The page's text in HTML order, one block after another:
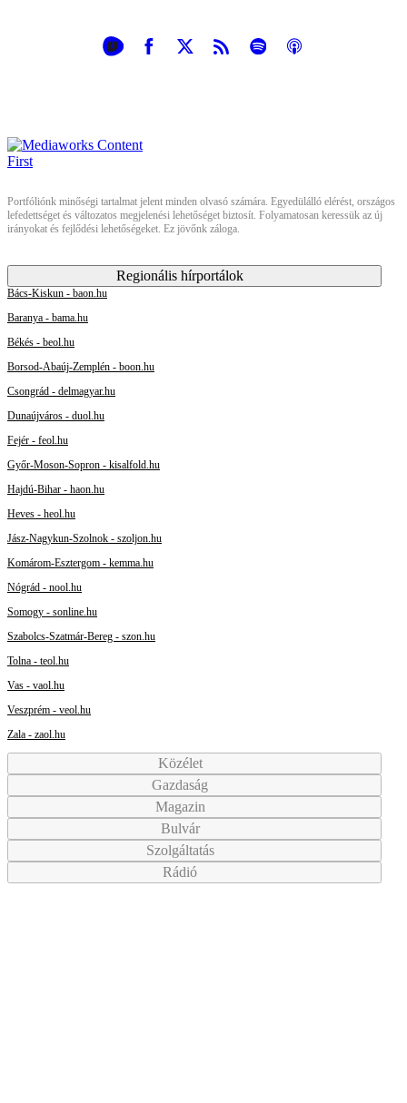
Portfóliónk minőségi tartalmat jelent minden olvasó számára. Egyedülálló elérést, országos
lefedettséget és változatos megjelenési lehetőséget biztosít. Folyamatosan keressük az új
irányokat és fejlődési lehetőségeket. Ez jövőnk záloga.
Regionális hírportálok
Bács-Kiskun - baon.hu
Baranya - bama.hu
Békés - beol.hu
Borsod-Abaúj-Zemplén - boon.hu
Csongrád - delmagyar.hu
Dunaújváros - duol.hu
Fejér - feol.hu
Győr-Moson-Sopron - kisalfold.hu
Hajdú-Bihar - haon.hu
Heves - heol.hu
Jász-Nagykun-Szolnok - szoljon.hu
Komárom-Esztergom - kemma.hu
Nógrád - nool.hu
Somogy - sonline.hu
Szabolcs-Szatmár-Bereg - szon.hu
Tolna - teol.hu
Vas - vaol.hu
Veszprém - veol.hu
Zala - zaol.hu
Közélet
Gazdaság
Magazin
Bulvár
Szolgáltatás
Rádió